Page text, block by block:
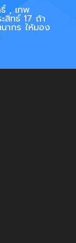
, เทพ
สิทธ์ 17 ถ้า
ากร ให้มอง